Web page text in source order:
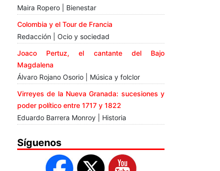
Maira Ropero | Bienestar
Colombia y el Tour de Francia
Redacción | Ocio y sociedad
Joaco Pertuz, el cantante del Bajo
Magdalena
Álvaro Rojano Osorio | Música y folclor
Virreyes de la Nueva Granada: sucesiones y
poder político entre 1717 y 1822
Eduardo Barrera Monroy | Historia
Síguenos